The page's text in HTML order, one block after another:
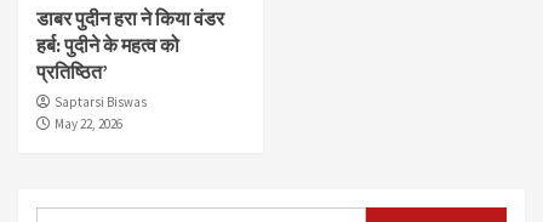
डाबर पुदीन हरा ने किया वंडर
हर्ब: पुदीने के महत्व को
प्रतिष्ठित’
Saptarsi Biswas
May 22, 2026